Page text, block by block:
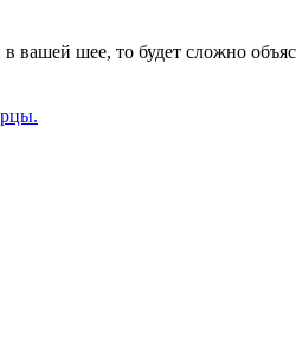
вашей шее, то будет сложно